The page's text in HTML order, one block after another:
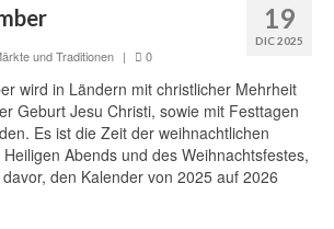
durch die Altstadt mit
durch die Altstadt mit
der Kathedrale
Führung
19
DIC 2025
und Traditionen | 0
wird in Ländern mit christlicher Mehrheit
Geburt Jesu Christi, sowie mit Festtagen
Es ist die Zeit der weihnachtlichen
Abends und des Weihnachtsfestes,
den Kalender von 2025 auf 2026